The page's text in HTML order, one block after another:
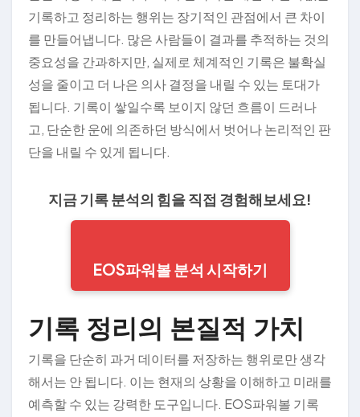
기록하고 정리하는 행위는 장기적인 관점에서 큰 차이
를 만들어냅니다. 많은 사람들이 결과를 추적하는 것의
중요성을 간과하지만, 실제로 체계적인 기록은 불확실
성을 줄이고 더 나은 의사 결정을 내릴 수 있는 토대가
됩니다. 기록이 쌓일수록 보이지 않던 흐름이 드러나
고, 단순한 운에 의존하던 방식에서 벗어나 논리적인 판
단을 내릴 수 있게 됩니다.
지금 기록 분석의 힘을 직접 경험해보세요!
EOS파워볼 분석 시작하기
기록 정리의 본질적 가치
기록을 단순히 과거 데이터를 저장하는 행위로만 생각
해서는 안 됩니다. 이는 현재의 상황을 이해하고 미래를
예측할 수 있는 강력한 도구입니다. EOS파워볼 기록